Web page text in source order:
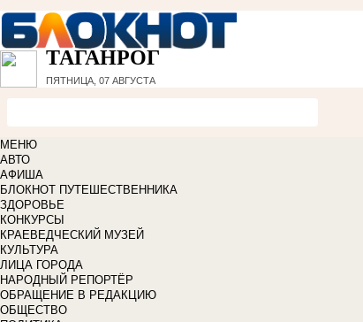
ТАГАНРОГ
ПЯТНИЦА, 07 АВГУСТА
МЕНЮ
АВТО
АФИША
БЛОКНОТ ПУТЕШЕСТВЕННИКА
ЗДОРОВЬЕ
КОНКУРСЫ
КРАЕВЕДЧЕСКИЙ МУЗЕЙ
КУЛЬТУРА
ЛИЦА ГОРОДА
НАРОДНЫЙ РЕПОРТЁР
ОБРАЩЕНИЕ В РЕДАКЦИЮ
ОБЩЕСТВО